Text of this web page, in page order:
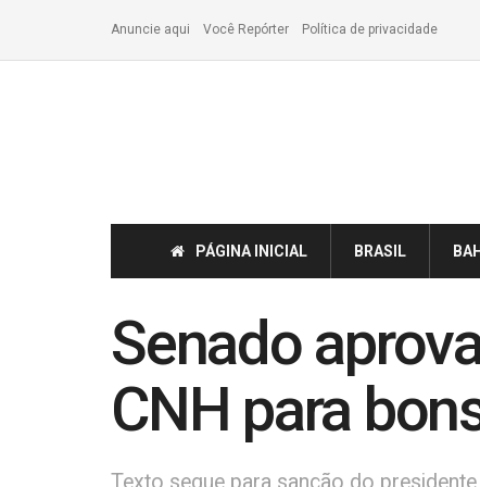
Anuncie aqui Você Repórter Política de privacidade
PÁGINA INICIAL BRASIL
Senado
CNH para